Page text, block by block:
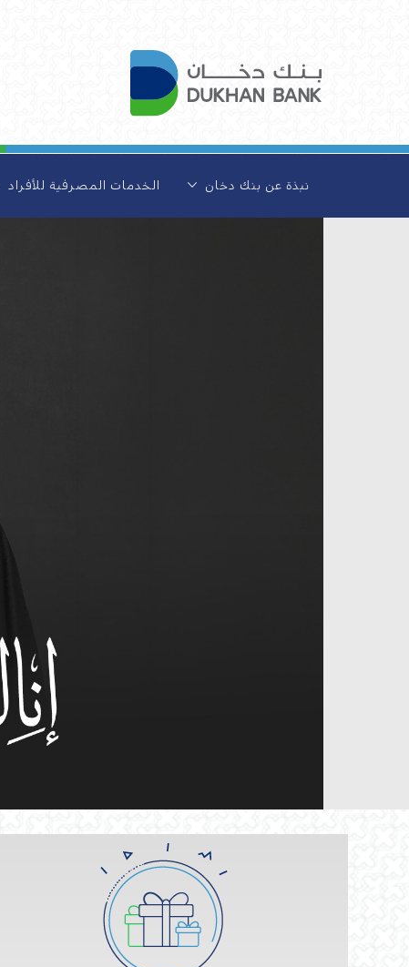
نبذة عن بنك دخان الخدمات المصرفية للأفراد